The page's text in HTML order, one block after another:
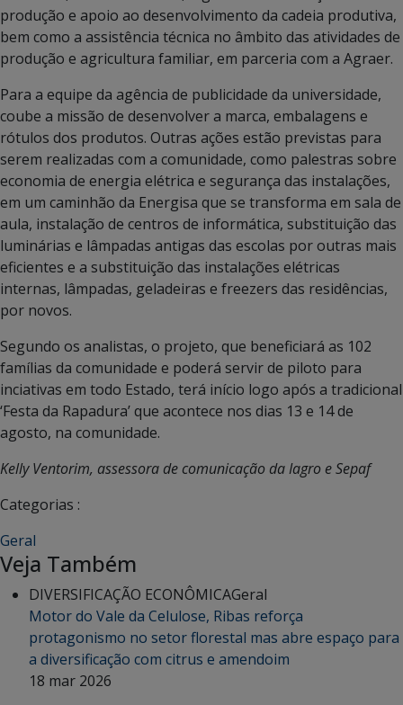
produção e apoio ao desenvolvimento da cadeia produtiva,
bem como a assistência técnica no âmbito das atividades de
produção e agricultura familiar, em parceria com a Agraer.
Para a equipe da agência de publicidade da universidade,
coube a missão de desenvolver a marca, embalagens e
rótulos dos produtos. Outras ações estão previstas para
serem realizadas com a comunidade, como palestras sobre
economia de energia elétrica e segurança das instalações,
em um caminhão da Energisa que se transforma em sala de
aula, instalação de centros de informática, substituição das
luminárias e lâmpadas antigas das escolas por outras mais
eficientes e a substituição das instalações elétricas
internas, lâmpadas, geladeiras e freezers das residências,
por novos.
Segundo os analistas, o projeto, que beneficiará as 102
famílias da comunidade e poderá servir de piloto para
inciativas em todo Estado, terá início logo após a tradicional
‘Festa da Rapadura’ que acontece nos dias 13 e 14 de
agosto, na comunidade.
Kelly Ventorim, assessora de comunicação da Iagro e Sepaf
Categorias :
Geral
Veja Também
DIVERSIFICAÇÃO ECONÔMICAGeral
Motor do Vale da Celulose, Ribas reforça
protagonismo no setor florestal mas abre espaço para
a diversificação com citrus e amendoim
18 mar 2026